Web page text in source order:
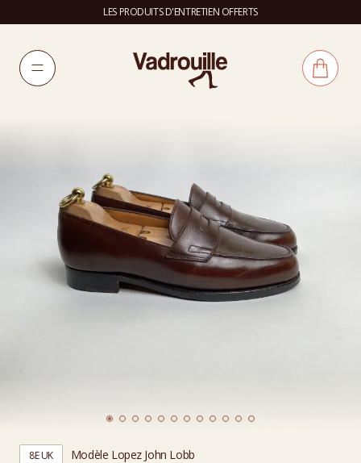
LES PRODUITS D'ENTRETIEN OFFERTS
8E UK Modèle Lopez John Lobb